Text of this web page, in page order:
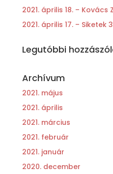
2021. április 18. –
2021. április 17. – Siketek
Legutóbbi
Archívum
2021. május
2021. április
2021. március
2021. február
2021. január
2020. december